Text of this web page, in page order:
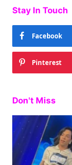
Stay In Touch
Facebook
Pinterest
Don't Miss